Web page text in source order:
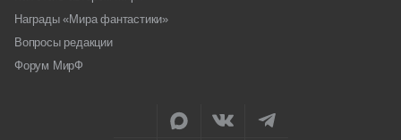
Награды «Мира фантастики»
Вопросы редакции
Форум МирФ